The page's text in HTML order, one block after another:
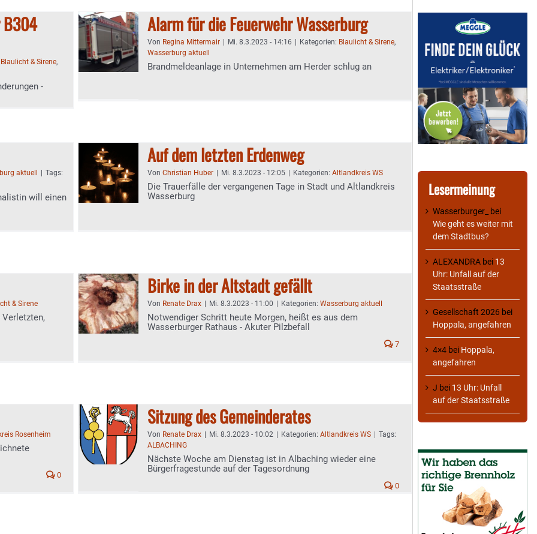
B304
Blaulicht & Sirene,
-
Alarm für die Feuerwehr Wasserburg
Von Regina Mittermair Mi. 8.3.2023 - 14:16 Kategorien: Blaulicht & Sirene,
Wasserburg aktuell
Brandmeldeanlage in Unternehmen am Herder schlug an
aktuell
Tags:
will einen
Auf dem letzten Erdenweg
Von Christian Huber Mi. 8.3.2023 - 12:05 Kategorien: Altlandkreis WS
Die Trauerfälle der vergangenen Tage in Stadt und Altlandkreis
Wasserburg
& Sirene
Birke in der Altstadt gefällt
Von Renate Drax Mi. 8.3.2023 - 11:00 Kategorien: Wasserburg aktuell
Notwendiger Schritt heute Morgen, heißt es aus dem
Wasserburger Rathaus - Akuter Pilzbefall
7
Rosenheim
0
Sitzung des Gemeinderates
Von Renate Drax Mi. 8.3.2023 - 10:02 Kategorien: Altlandkreis WS
Tags:
ALBACHING
Nächste Woche am Dienstag ist in Albaching wieder eine
Bürgerfragestunde auf der Tagesordnung
0
Lesermeinung
Wasserburger_
bei
Wie geht es weiter mit
dem Stadtbus?
ALEXANDRA bei 13
Uhr: Unfall auf der
Staatsstraße
Gesellschaft 2026 bei
Hoppala, angefahren
4×4 bei Hoppala,
angefahren
J bei 13 Uhr: Unfall
auf der Staatsstraße